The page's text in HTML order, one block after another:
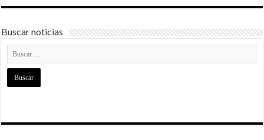
Buscar noticias